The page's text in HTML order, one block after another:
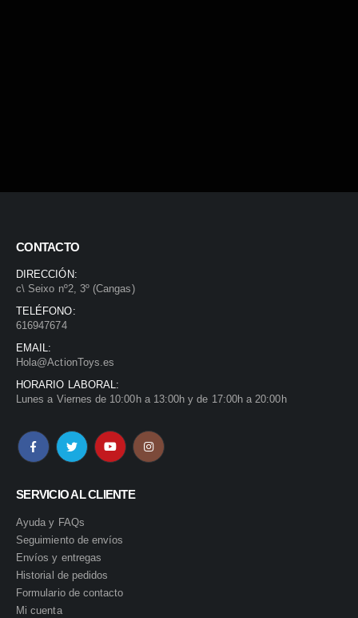
CONTACTO
DIRECCIÓN:
c\ Seixo nº2, 3º (Cangas)
TELÉFONO:
616947674
EMAIL:
Hola@ActionToys.es
HORARIO LABORAL:
Lunes a Viernes de 10:00h a 13:00h y de 17:00h a 20:00h
SERVICIO AL CLIENTE
Ayuda y FAQs
Seguimiento de envíos
Envíos y entregas
Historial de pedidos
Formulario de contacto
Mi cuenta